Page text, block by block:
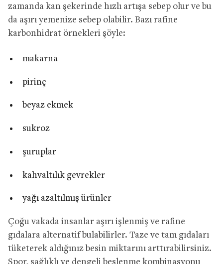
zamanda kan şekerinde hızlı artışa sebep olur ve bu
da aşırı yemenize sebep olabilir. Bazı rafine
karbonhidrat örnekleri şöyle:
makarna
pirinç
beyaz ekmek
sukroz
şuruplar
kahvaltılık gevrekler
yağı azaltılmış ürünler
Çoğu vakada insanlar aşırı işlenmiş ve rafine
gıdalara alternatif bulabilirler. Taze ve tam gıdaları
tüketerek aldığınız besin miktarını arttırabilirsiniz.